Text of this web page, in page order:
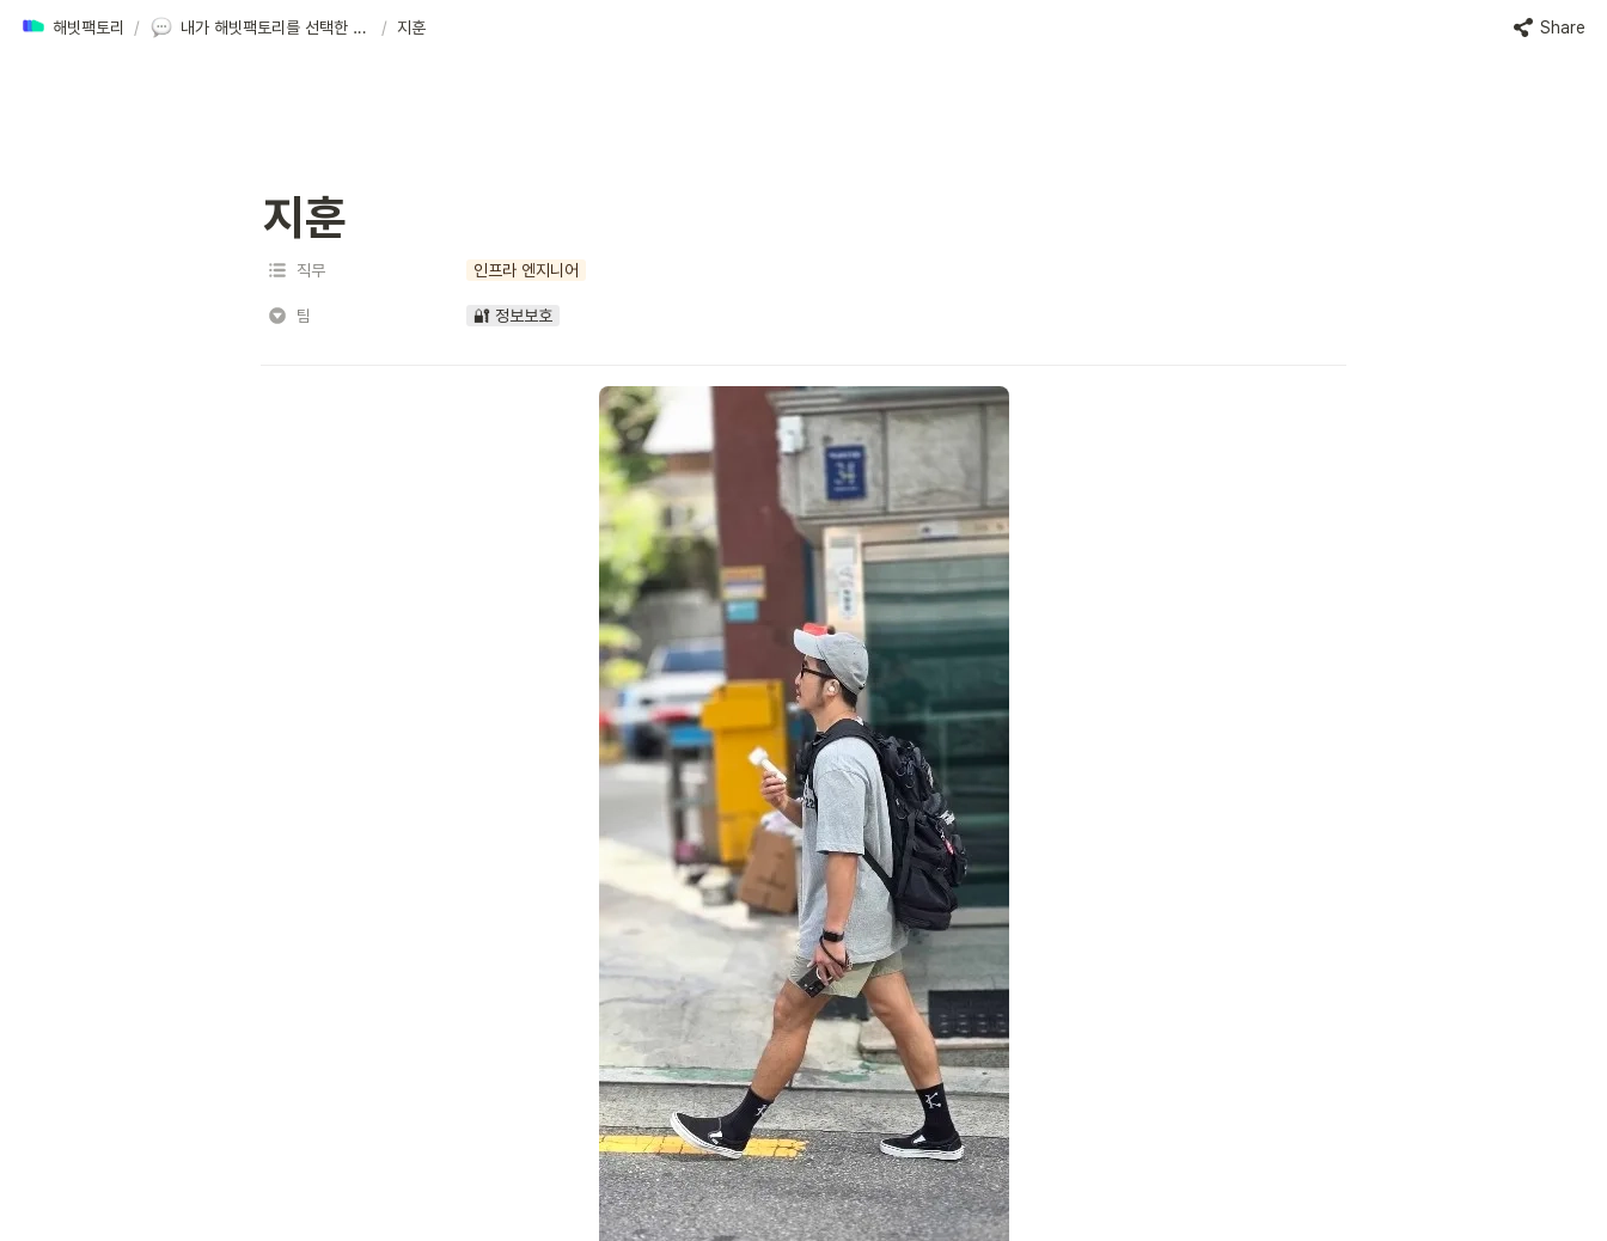
해빗팩토리 / 내가 해빗팩토리를 선택한 이유 / 지훈 Share
지훈
직무 인프라 엔지니어
팀 🔐 정보보호